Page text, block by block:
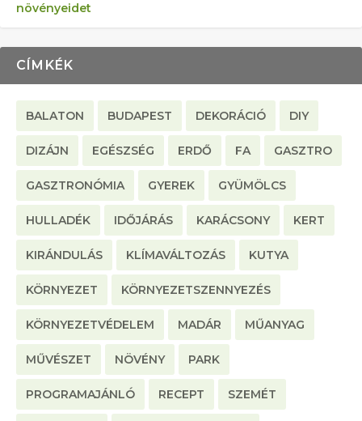
növényeidet
CÍMKÉK
BALATON BUDAPEST DEKORÁCIÓ DIY
DIZÁJN EGÉSZSÉG ERDŐ FA GASZTRO
GASZTRONÓMIA GYEREK GYÜMÖLCS
HULLADÉK IDŐJÁRÁS KARÁCSONY KERT
KIRÁNDULÁS KLÍMAVÁLTOZÁS KUTYA
KÖRNYEZET KÖRNYEZETSZENNYEZÉS
KÖRNYEZETVÉDELEM MADÁR MŰANYAG
MŰVÉSZET NÖVÉNY PARK
PROGRAMAJÁNLÓ RECEPT SZEMÉT